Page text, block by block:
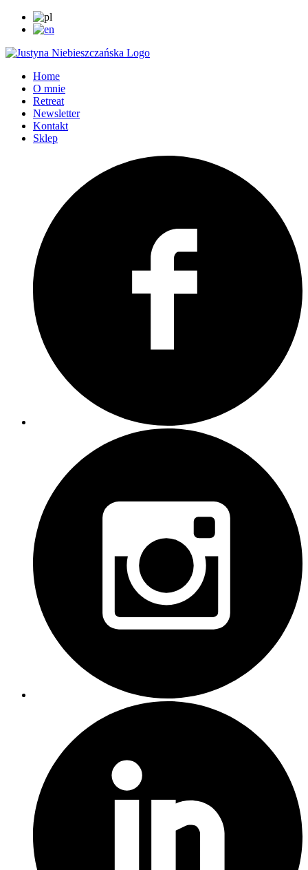
Home
O mnie
Retreat
Newsletter
Kontakt
Sklep